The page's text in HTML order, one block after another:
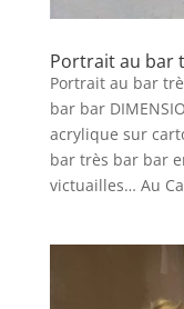
Portrait au bar
Portrait au bar
bar bar
acrylique sur
bar très bar bar
victuailles… Au